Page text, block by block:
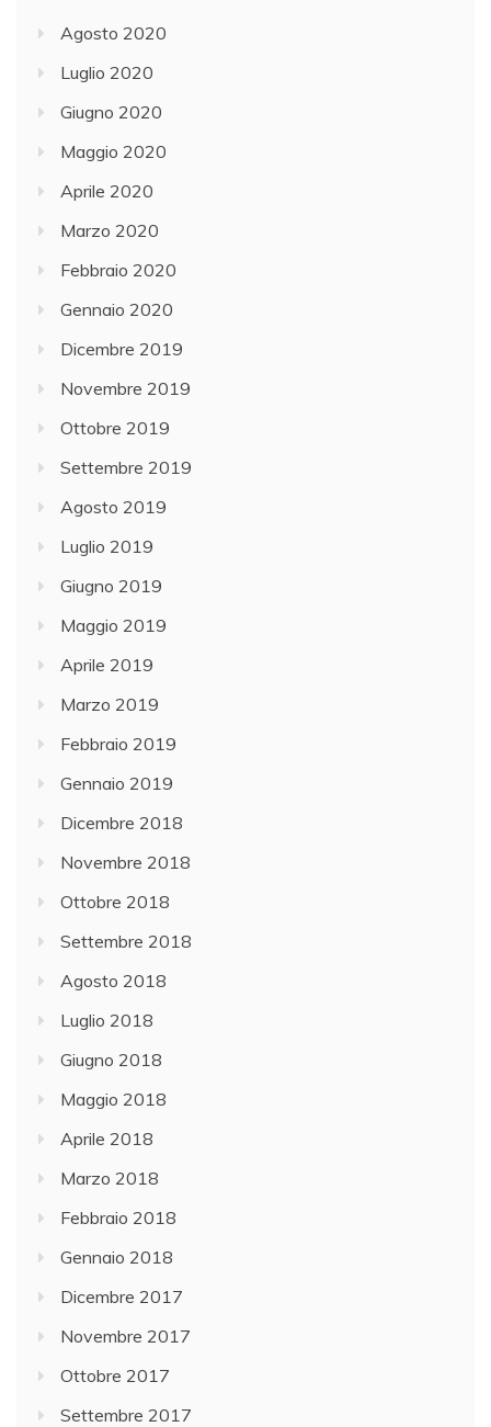
Agosto 2020
Luglio 2020
Giugno 2020
Maggio 2020
Aprile 2020
Marzo 2020
Febbraio 2020
Gennaio 2020
Dicembre 2019
Novembre 2019
Ottobre 2019
Settembre 2019
Agosto 2019
Luglio 2019
Giugno 2019
Maggio 2019
Aprile 2019
Marzo 2019
Febbraio 2019
Gennaio 2019
Dicembre 2018
Novembre 2018
Ottobre 2018
Settembre 2018
Agosto 2018
Luglio 2018
Giugno 2018
Maggio 2018
Aprile 2018
Marzo 2018
Febbraio 2018
Gennaio 2018
Dicembre 2017
Novembre 2017
Ottobre 2017
Settembre 2017